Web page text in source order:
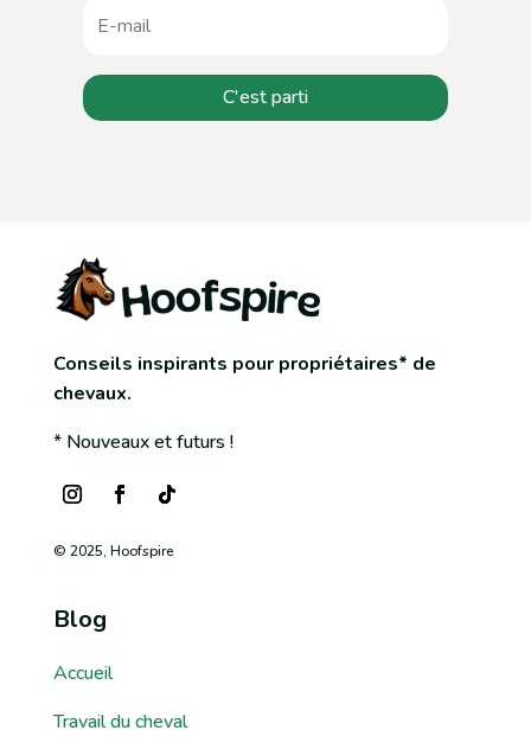
C'est parti
Conseils inspirants pour propriétaires* de
chevaux.
* Nouveaux et futurs !
© 2025, Hoofspire
Blog
Accueil
Travail du cheval